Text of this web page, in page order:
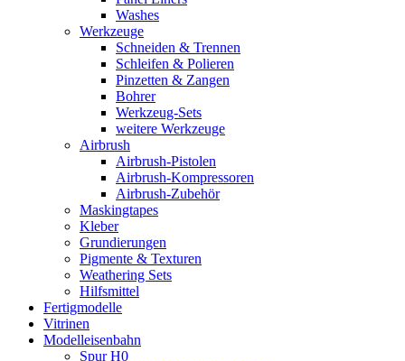
Washes
Werkzeuge
Schneiden & Trennen
Schleifen & Polieren
Pinzetten & Zangen
Bohrer
Werkzeug-Sets
weitere Werkzeuge
Airbrush
Airbrush-Pistolen
Airbrush-Kompressoren
Airbrush-Zubehör
Maskingtapes
Kleber
Grundierungen
Pigmente & Texturen
Weathering Sets
Hilfsmittel
Fertigmodelle
Vitrinen
Modelleisenbahn
Spur H0